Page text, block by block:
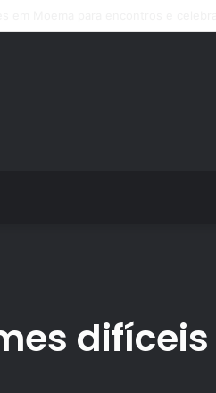
difíceis